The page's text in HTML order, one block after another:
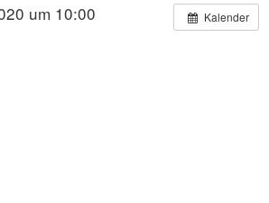
Kalender
um 10:00